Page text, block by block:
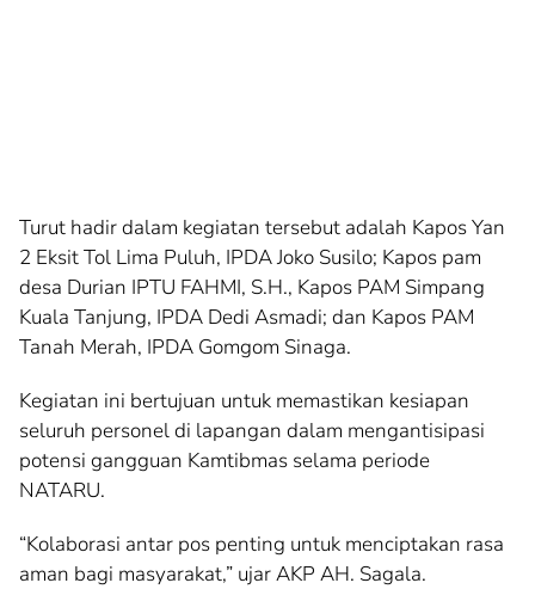
Turut hadir dalam kegiatan tersebut adalah Kapos Yan
2 Eksit Tol Lima Puluh, IPDA Joko Susilo; Kapos pam
desa Durian IPTU FAHMI, S.H., Kapos PAM Simpang
Kuala Tanjung, IPDA Dedi Asmadi; dan Kapos PAM
Tanah Merah, IPDA Gomgom Sinaga.
Kegiatan ini bertujuan untuk memastikan kesiapan
seluruh personel di lapangan dalam mengantisipasi
potensi gangguan Kamtibmas selama periode
NATARU.
“Kolaborasi antar pos penting untuk menciptakan rasa
aman bagi masyarakat,” ujar AKP AH. Sagala.